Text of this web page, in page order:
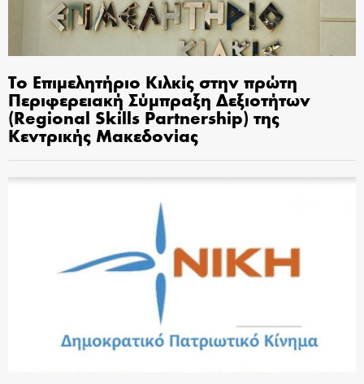
Το Επιμελητήριο Κιλκίς στην πρώτη
Περιφερειακή Σύμπραξη Δεξιοτήτων
(Regional Skills Partnership) της
Κεντρικής Μακεδονίας